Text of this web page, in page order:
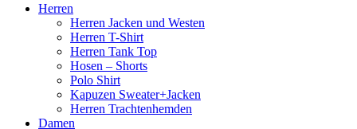
Herren
Herren Jacken und Westen
Herren T-Shirt
Herren Tank Top
Hosen – Shorts
Polo Shirt
Kapuzen Sweater+Jacken
Herren Trachtenhemden
Damen